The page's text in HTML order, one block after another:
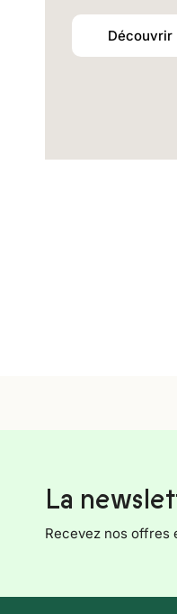
Découvrir
La
Recevez nos offres